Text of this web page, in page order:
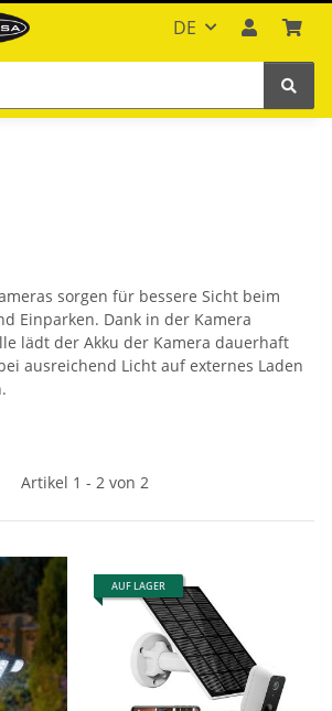
DE
sorgen für bessere Sicht beim
Einparken. Dank in der Kamera
lädt der Akku der Kamera dauerhaft
ausreichend Licht auf externes Laden
Artikel 1 - 2 von 2
AUF LAGER